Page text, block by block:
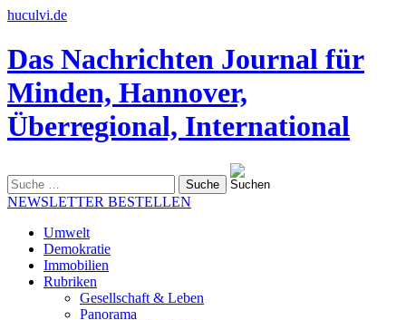
huculvi.de
Das Nachrichten Journal für
Minden, Hannover,
Überregional, International
nach:
NEWSLETTER BESTELLEN
Umwelt
Demokratie
Immobilien
Rubriken
Gesellschaft & Leben
Panorama